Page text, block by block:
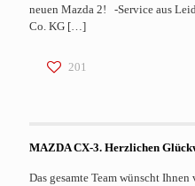
neuen Mazda 2! -Service aus
Co. KG […]
201
MAZDA CX-3. Herzlichen
Das gesamte Team wünscht